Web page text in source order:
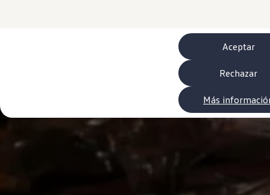
Aceptar
Rechazar
Más
Servicio de mantenimiento Volkswagen
myVolkswagen
Cita taller
California App
Volkswagen Connect Shop